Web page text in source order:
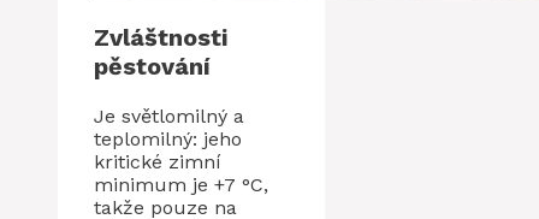
Zvláštnosti
pěstování
Je světlomilný a
teplomilný: jeho
kritické zimní
minimum je +7 °C,
takže pouze na